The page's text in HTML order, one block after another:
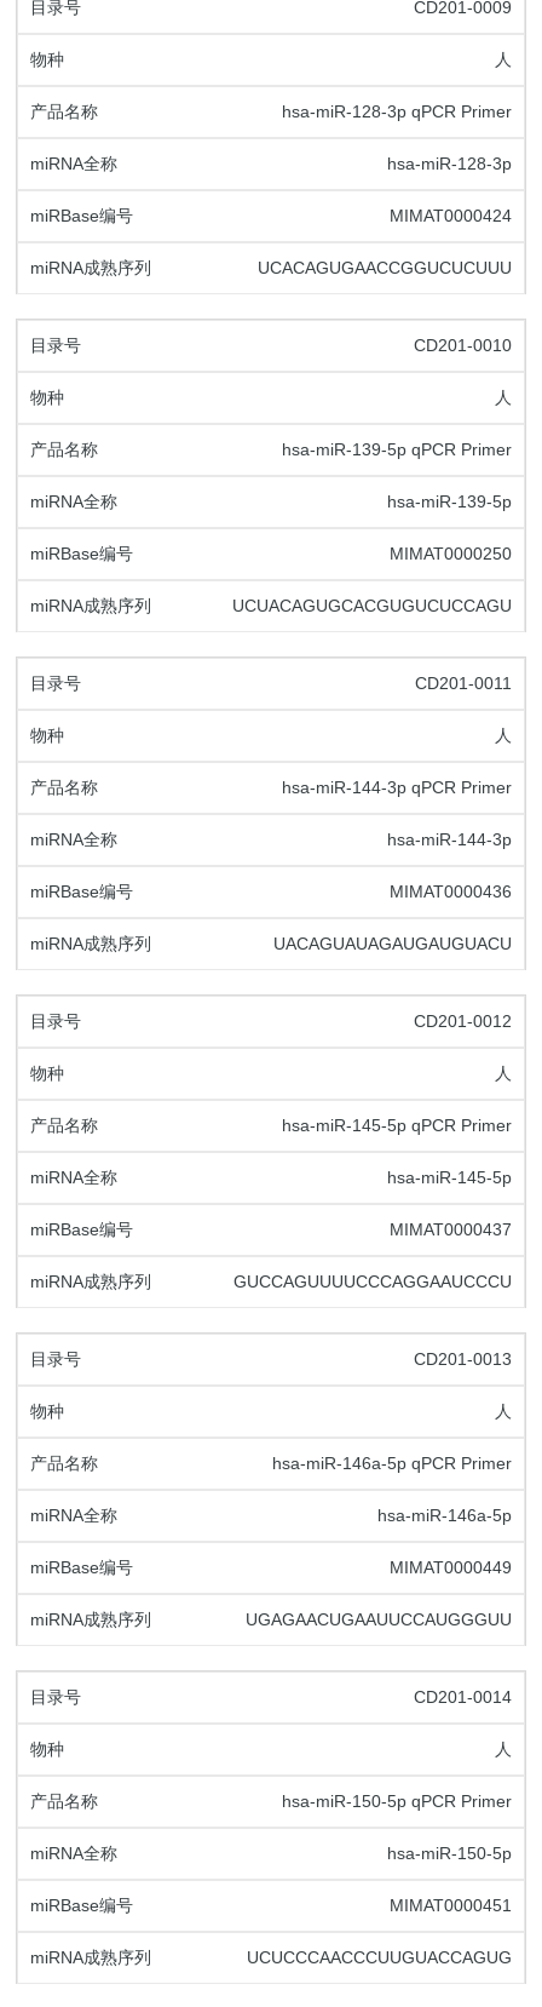
CD201-0009
人
hsa-miR-128-3p qPCR Primer
hsa-miR-128-3p
MIMAT0000424
UCACAGUGAACCGGUCUCUUU
CD201-0010
人
hsa-miR-139-5p qPCR Primer
hsa-miR-139-5p
MIMAT0000250
UCUACAGUGCACGUGUCUCCAGU
CD201-0011
人
hsa-miR-144-3p qPCR Primer
hsa-miR-144-3p
MIMAT0000436
UACAGUAUAGAUGAUGUACU
CD201-0012
人
hsa-miR-145-5p qPCR Primer
hsa-miR-145-5p
MIMAT0000437
GUCCAGUUUUCCCAGGAAUCCCU
CD201-0013
人
hsa-miR-146a-5p qPCR Primer
hsa-miR-146a-5p
MIMAT0000449
UGAGAACUGAAUUCCAUGGGUU
CD201-0014
人
hsa-miR-150-5p qPCR Primer
hsa-miR-150-5p
MIMAT0000451
UCUCCCAACCCUUGUACCAGUG